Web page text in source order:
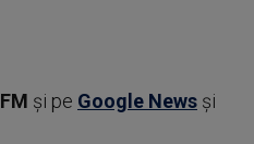
şi pe Google News şi